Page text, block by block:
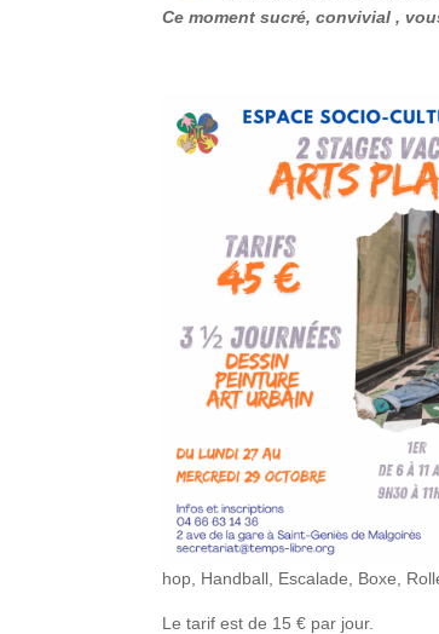
Ce moment sucré, convivial ,
hop, Handball, Escalade, Boxe,
Le tarif est de 15 € par jour.